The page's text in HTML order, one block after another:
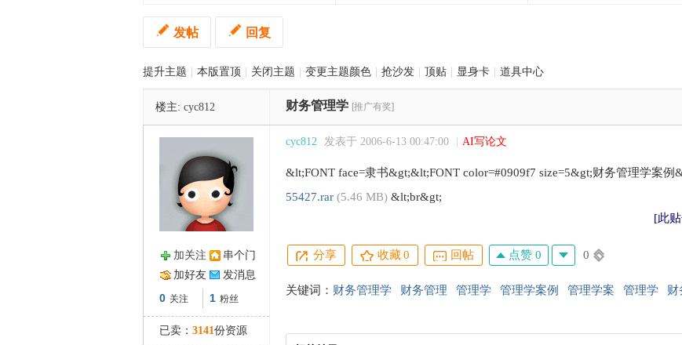
发帖 回复
提升主题 本版置顶 关闭主题 变更主题颜色 抢沙发 顶贴 显身卡 道具中心
楼主: cyc812 财务管理学 [推广有奖]
加关注
串个门
加好友
发消息
0 关注 1 粉丝
已卖： 3141份资源
cyc812 发表于 2006-6-13 00:47:00 AI写论文
&lt;FONT face=隶书&gt;&lt;FONT color=#0909f7 size=5&gt;财务管理学案
55427.rar (5.46 MB) &lt;br&gt;
[此
分享 收藏0 回帖 点赞 0 0
关键词： 财务管理学 财务管理 管理学 管理学案例 管理学案 管理学 财